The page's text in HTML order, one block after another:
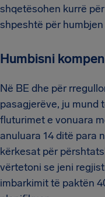
shqetësohen kurrë
shpeshtë për
Humbisni
Në BE dhe për
pasagjerëve, ju mund
fluturimet e vonuara
anuluara 14 ditë para
kërkesat për
vërtetoni se jeni
imbarkimit të paktën